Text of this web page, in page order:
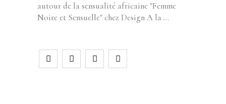
autour de la sensualité africaine "Femme
Noire et Sensuelle" chez Design A la